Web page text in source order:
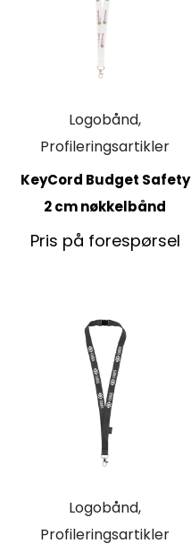
Logobånd,
Profileringsartikler
KeyCord Budget Safety
2 cm nøkkelbånd
Pris på forespørsel
Logobånd,
Profileringsartikler